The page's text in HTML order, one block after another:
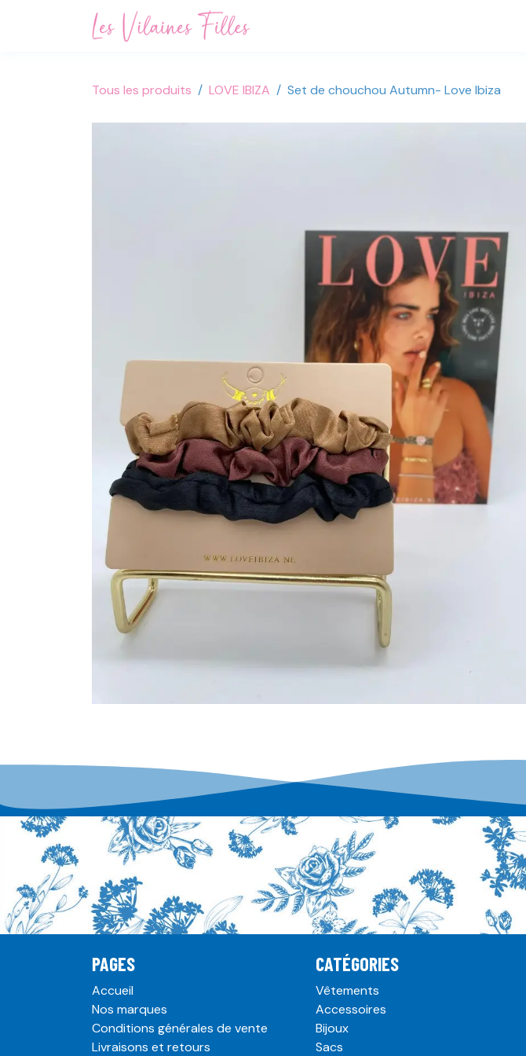
Tous les produits LOVE IBIZA Set de chouchou Autumn- Love Ibiza
PAGES
Accueil
Nos marques
Conditions générales de vente
Livraisons et retours
CATÉGORIES
Vêtements
Accessoires
Bijoux
Sacs